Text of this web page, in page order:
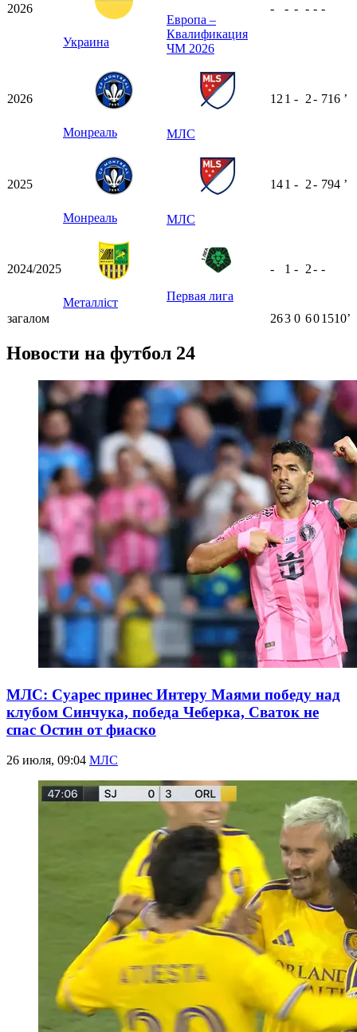
2026
Украина
Европа –
Квалификация
ЧМ 2026
- - - - - -
2026
Монреаль МЛС
12 1 - 2- 716 ʼ
2025
Монреаль МЛС
141 - 2- 794 ʼ
2024/2025
Металліст Первая лига
- 1 - 2- -
загалом 263 0 601510ʼ
Новости на футбол 24
МЛС: Суарес принес Интеру Маями победу над
клубом Синчука, победа Чеберка, Сваток не
спас Остин от фиаско
26 июля, 09:04 МЛС